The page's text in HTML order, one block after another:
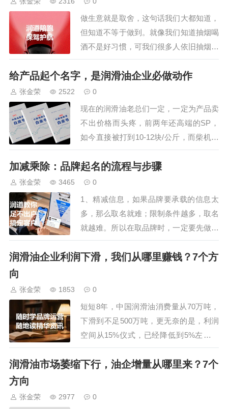
在。做市…
做生意就是取舍，这句话我们大都知道，
但知道不等于做到。就像我们知道抽烟喝
酒不是好习惯，可我们很多人依旧抽烟喝
酒；我们知道熬夜不对，可依旧刷抖音看
头条，不知不觉到了下半夜；明明知道喝
奶茶咖啡不健康，和减肥完全相悖，可喝
奶茶的却大部分是女性…这些还好，至少
我们知道正确与否，但在做产品时，我们
经常会遇到这…
给产品起个名字，是润滑油企业必做动作
张金荣 2522 0
现在的润滑油老总们一定，一定为产品卖
不出价格而头疼，前两年还高端的SP，
如今直接被打到10-12块/公斤，而柴机油
CI是11，CK是13，还都是全合成机油，
打就打呗，有的企业干脆公开产品成本，
类似于当年奥克斯空调一样，想拉友商们
一起下水，而一些做OEM代工的企业，
则直接报价吨加工费250块，这个费用…
加减乘除：品牌起名的流程与步骤
张金荣 3465 0
1、精减信息，如果品牌要承载的信息太
多，那么取名就难；限制条件越多，取名
就越难。所以在取品牌时，一定要先做减
法，找到产品最本质的特征和最关键的信
息，在品牌名中只强调这一个最简信息，
信息是基本…
润滑油企业利润下滑，我们从哪里赚钱？7个方
向
张金荣 1853 0
短短8年，中国润滑油消费量从70万吨，
下滑到不足500万吨，更无奈的是，利润
空间从15%仪式，已经降低到5%左右，
龙蟠率先推出尿素液，随后转型新能源电
池，康普顿也进军尿素液新能源，而统一
润滑油市场萎缩下行，油企增量从哪里来？7个
方向
张金荣 2977 0